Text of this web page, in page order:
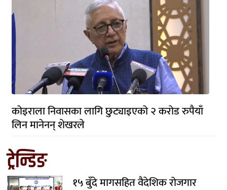
कोइराला निवासका लागि छुट्याइएको २ करोड रुपैयाँ
लिन मानेनन् शेखरले
ट्रेन्डिङ
१५ बुँदे मागसहित वैदेशिक रोजगार